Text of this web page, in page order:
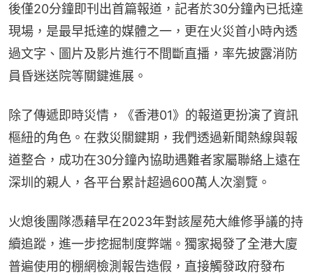
後僅20分鐘即刊出首篇報道，記者於30分鐘內已抵達
現場，是最早抵達的媒體之一，更在火災首小時內透
過文字、圖片及影片進行不間斷直播，率先披露消防
員昏迷送院等關鍵進展。
除了傳遞即時災情，《香港01》的報道更扮演了資訊
樞紐的角色。在救災關鍵期，我們透過新聞熱線與報
道整合，成功在30分鐘內協助遇難者家屬聯絡上遠在
深圳的親人，各平台累計超過600萬人次瀏覽。
火熄後團隊憑藉早在2023年對該屋苑大維修爭議的持
續追蹤，進一步挖掘制度弊端。獨家揭發了全港大廈
普遍使用的棚網檢測報告造假，直接觸發政府發布